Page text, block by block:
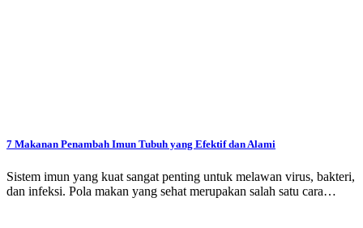
7 Makanan Penambah Imun Tubuh yang Efektif dan Alami
Sistem imun yang kuat sangat penting untuk melawan virus, bakteri,
dan infeksi. Pola makan yang sehat merupakan salah satu cara…